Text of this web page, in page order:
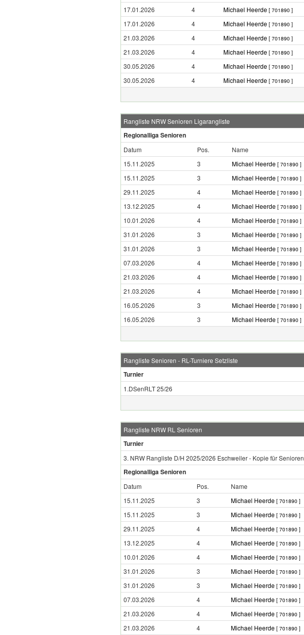
17.01.2026
4 Michael Heerde [ 701890 ]
17.01.2026
4 Michael Heerde [ 701890 ]
21.03.2026
4 Michael Heerde [ 701890 ]
21.03.2026
4 Michael Heerde [ 701890 ]
30.05.2026
4 Michael Heerde [ 701890 ]
30.05.2026
4 Michael Heerde [ 701890 ]
Rangliste NRW Senioren Ligarangliste
Regionalliga Senioren
Datum Pos. Name
15.11.2025
3 Michael Heerde [ 701890 ]
15.11.2025
3 Michael Heerde [ 701890 ]
29.11.2025
4 Michael Heerde [ 701890 ]
13.12.2025
4 Michael Heerde [ 701890 ]
10.01.2026
4 Michael Heerde [ 701890 ]
31.01.2026
3 Michael Heerde [ 701890 ]
31.01.2026
3 Michael Heerde [ 701890 ]
07.03.2026
4 Michael Heerde [ 701890 ]
21.03.2026
4 Michael Heerde [ 701890 ]
21.03.2026
4 Michael Heerde [ 701890 ]
16.05.2026
3 Michael Heerde [ 701890 ]
16.05.2026
3 Michael Heerde [ 701890 ]
Rangliste Senioren - RL-Turniere Setzliste
Turnier
1.DSenRLT 25/26
Rangliste NRW RL Senioren
Turnier
3. NRW Rangliste D/H 2025/2026 Eschweiler - Kopie für Senioren
Regionalliga Senioren
Datum Pos. Name
15.11.2025
3 Michael Heerde [ 701890 ]
15.11.2025
3 Michael Heerde [ 701890 ]
29.11.2025
4 Michael Heerde [ 701890 ]
13.12.2025
4 Michael Heerde [ 701890 ]
10.01.2026
4 Michael Heerde [ 701890 ]
31.01.2026
3 Michael Heerde [ 701890 ]
31.01.2026
3 Michael Heerde [ 701890 ]
07.03.2026
4 Michael Heerde [ 701890 ]
21.03.2026
4 Michael Heerde [ 701890 ]
21.03.2026
4 Michael Heerde [ 701890 ]